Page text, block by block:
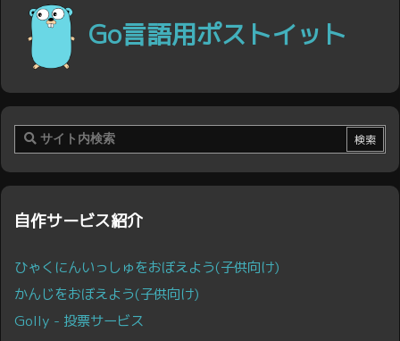
Go言語用ポストイット
自作サービス紹介
ひゃくにんいっしゅをおぼえよう(子供向け)
かんじをおぼえよう(子供向け)
Golly - 投票サービス